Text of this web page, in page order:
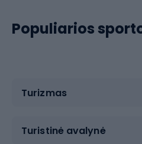
Populiarios
Turizmas
Turistinė avalynė